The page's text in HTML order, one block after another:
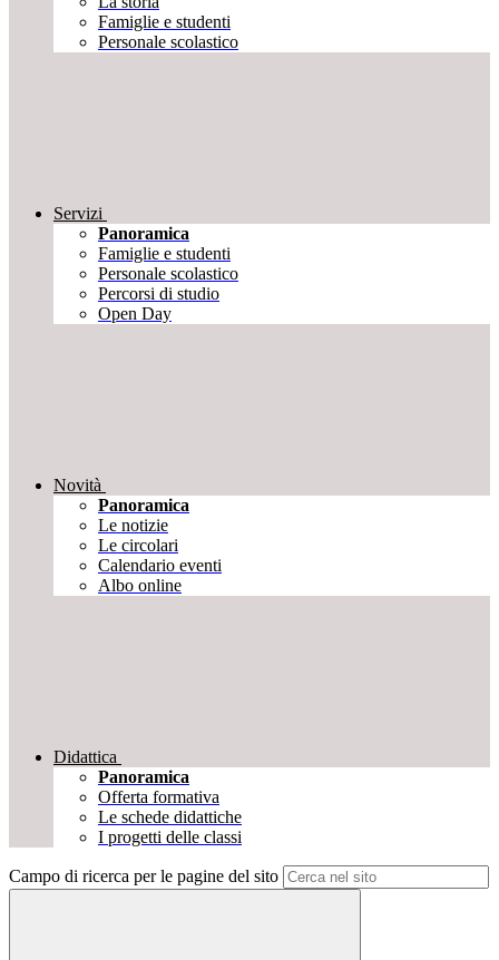
Famiglie e studenti
Personale scolastico
Servizi
Panoramica
Famiglie e studenti
Personale scolastico
Percorsi di studio
Open Day
Novità
Panoramica
Le notizie
Le circolari
Calendario eventi
Albo online
Didattica
Panoramica
Offerta formativa
Le schede didattiche
I progetti delle classi
Campo di ricerca per le pagine del sito